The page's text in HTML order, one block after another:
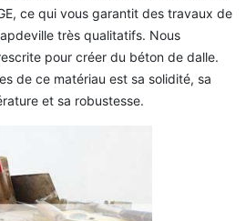
ce qui vous garantit des travaux de
très qualitatifs. Nous
pour créer du béton de dalle.
de ce matériau est sa solidité, sa
et sa robustesse.